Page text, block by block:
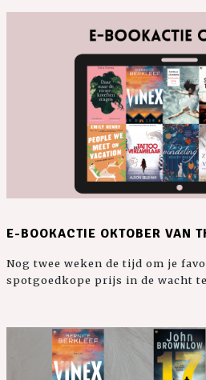
E-BOOKACTIE OKTOBER VAN
Nog twee weken de tijd om je
spotgoedkope prijs in de wacht